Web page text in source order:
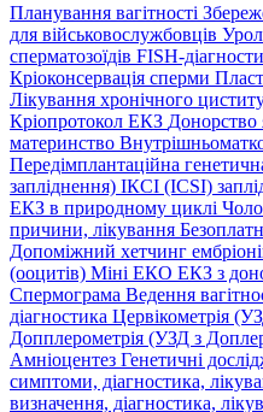
Планування вагітності
для військовослужбовців
сперматозоїдів FISH-
Кріоконсервація сперми
Лікування хронічного
Кріопротокол ЕКЗ Донорство
материнство
Передімплантаційна
запліднення) ІКСІ (ICSI)
ЕКЗ в природному циклі
причини, лікування
Допоміжний хетчинг
(ооцитів) Міні ЕКО ЕКЗ з
Спермограма Ведення
діагностика Цервікометрія
Допплерометрія (УЗД з
Амніоцентез Генетичні
симптоми, дiагностика,
визначення, діагностика,